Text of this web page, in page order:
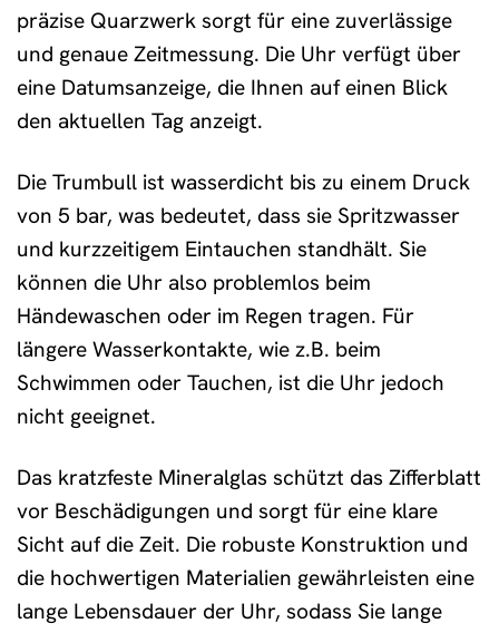
präzise Quarzwerk sorgt für eine zuverlässige
und genaue Zeitmessung. Die Uhr verfügt über
eine Datumsanzeige, die Ihnen auf einen Blick
den aktuellen Tag anzeigt.
Die Trumbull ist wasserdicht bis zu einem Druck
von 5 bar, was bedeutet, dass sie Spritzwasser
und kurzzeitigem Eintauchen standhält. Sie
können die Uhr also problemlos beim
Händewaschen oder im Regen tragen. Für
längere Wasserkontakte, wie z.B. beim
Schwimmen oder Tauchen, ist die Uhr jedoch
nicht geeignet.
Das kratzfeste Mineralglas schützt das Zifferblatt
vor Beschädigungen und sorgt für eine klare
Sicht auf die Zeit. Die robuste Konstruktion und
die hochwertigen Materialien gewährleisten eine
lange Lebensdauer der Uhr, sodass Sie lange